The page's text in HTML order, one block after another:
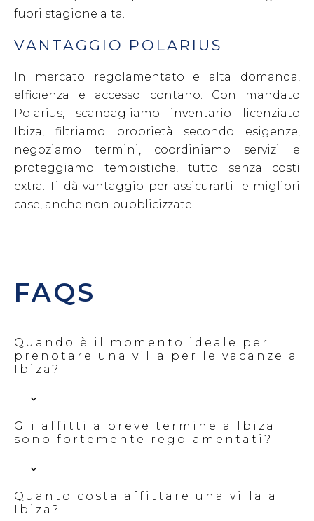
fuori stagione alta.
VANTAGGIO POLARIUS
In mercato regolamentato e alta domanda,
efficienza e accesso contano. Con mandato
Polarius, scandagliamo inventario licenziato
Ibiza, filtriamo proprietà secondo esigenze,
negoziamo termini, coordiniamo servizi e
proteggiamo tempistiche, tutto senza costi
extra. Ti dà vantaggio per assicurarti le migliori
case, anche non pubblicizzate.
FAQS
Quando è il momento ideale per
prenotare una villa per le vacanze a
Ibiza?
Gli affitti a breve termine a Ibiza
sono fortemente regolamentati?
Quanto costa affittare una villa a
Ibiza?